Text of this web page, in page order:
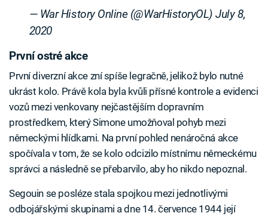
— War History Online (@WarHistoryOL)July 8,
2020
První ostré akce
První diverzní akce zní spíše legračně, jelikož bylo nutné
ukrást kolo. Právě kola byla kvůli přísné kontrole a evidenci
vozů mezi venkovany nejčastějším dopravním
prostředkem, který Simone umožňoval pohyb mezi
německými hlídkami. Na první pohled nenáročná akce
spočívala v tom, že se kolo odcizilo místnímu německému
správci a následně se přebarvilo, aby ho nikdo nepoznal.
Segouin se posléze stala spojkou mezi jednotlivými
odbojářskými skupinami a dne 14. července 1944 její